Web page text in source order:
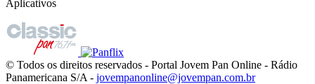
Aplicativos
© Todos os direitos reservados - Portal Jovem Pan Online - Rádio
Panamericana S/A - jovempanonline@jovempan.com.br